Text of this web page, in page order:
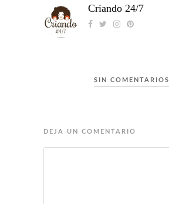
Criando 24/7
SIN COMENTARIOS
DEJA UN COMENTARIO